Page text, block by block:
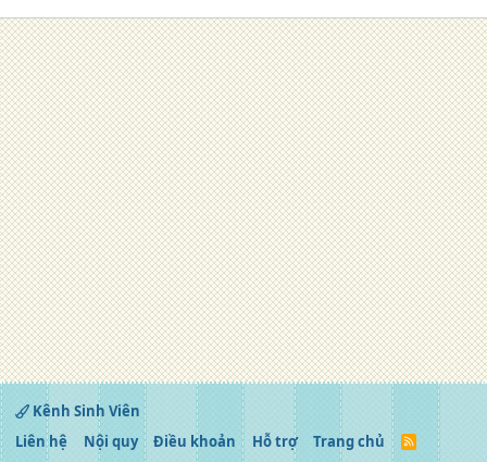
Kênh Sinh Viên
Liên hệ
Nội quy Điều khoản Hỗ trợ Trang chủ
R